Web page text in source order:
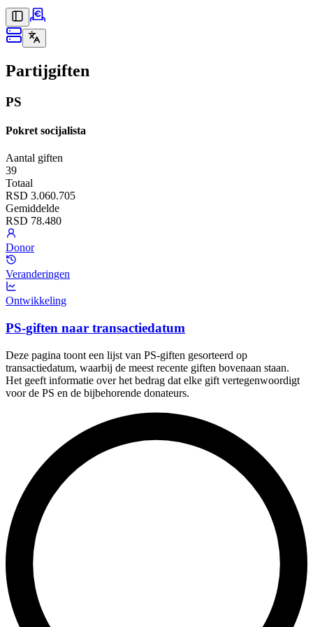
Partijgiften
PS
Pokret socijalista
Aantal giften
39
Totaal
RSD 3.060.705
Gemiddelde
RSD 78.480
Donor
Veranderingen
Ontwikkeling
PS-giften naar transactiedatum
Deze pagina toont een lijst van PS-giften gesorteerd op
transactiedatum, waarbij de meest recente giften bovenaan staan.
Het geeft informatie over het bedrag dat elke gift vertegenwoordigt
voor de PS en de bijbehorende donateurs.